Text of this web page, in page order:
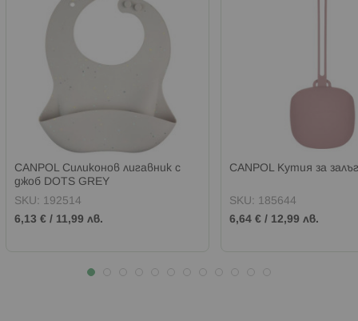
CANPOL Силиконов лигавник с
джоб DOTS GREY
SKU: 192514
6,13 € / 11,99 лв.
CANPOL Кутия за
SKU: 185644
6,64 € / 12,99 лв.